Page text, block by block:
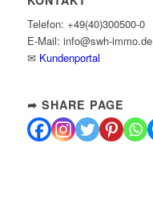
Telefon: +49(40)300500-0
E-Mail: info@swh-immo.de
✉ Kundenportal
➦ SHARE PAGE